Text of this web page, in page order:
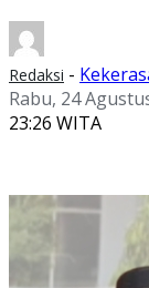
Redaksi -
Rabu, 24
23:26 WITA